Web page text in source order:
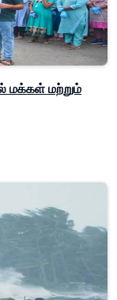
மக்கள் மற்றும்